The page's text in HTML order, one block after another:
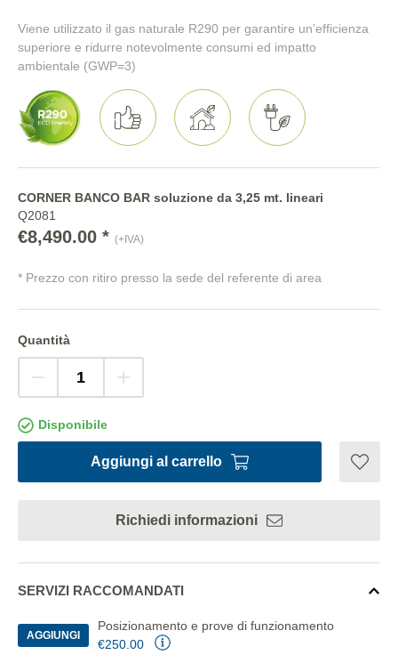
Viene utilizzato il gas naturale R290 per garantire un’efficienza
superiore e ridurre notevolmente consumi ed impatto
ambientale (GWP=3)
CORNER BANCO BAR soluzione da 3,25 mt. lineari
Q2081
€8,490.00 * (+IVA)
* Prezzo con ritiro presso la sede del referente di area
Quantità
Disponibile
Aggiungi al carrello
Richiedi informazioni
SERVIZI RACCOMANDATI
AGGIUNGI
Posizionamento e prove di funzionamento
€250.00